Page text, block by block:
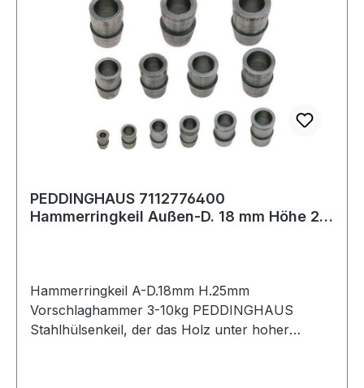
PEDDINGHAUS 7112776400
Hammerringkeil Außen-D. 18 mm Höhe 25
Hammerringkeil A-D.18mm H.25mm
Vorschlaghammer 3-10kg PEDDINGHAUS
Stahlhülsenkeil, der das Holz unter hoher